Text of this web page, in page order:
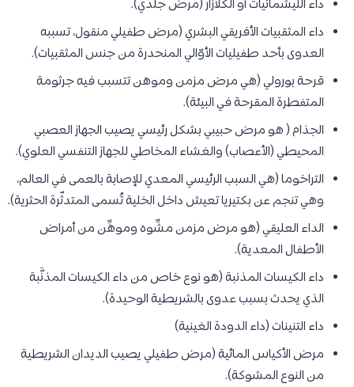
داء الليشمانيات أو الكلازار (مرض جلدي).
داء المثقبيات الأفريقي البشري (مرض طفيلي منقول، تسببه
العدوى بأحد طفيليات الأوّالي المنحدرة من جنس المثقبيات).
قرحة بورولي (هي مرض مزمن وموهن تتسبب فيه جرثومة
المتفطرة المقرحة في البيئة).
الجذام ( هو مرض حبيبي بشكل رئيسي يصيب الجهاز العصبي
المحيطي (الأعصاب) والغشاء المخاطي للجهاز التنفسي العلوي).
التراخوما (هي السبب الرئيسي المعدي للإصابة بالعمى في العالم،
وهي تنجم عن بكتيريا تعيش داخل الخلية تُسمى المتدثّرة الحثرية).
الداء العليقي (هو مرض مزمن مشِّوه وموهِّن من أمراض
الأطفال المعدية).
داء الكيسات المذنبة (هو نوع خاص من داء الكيسات المذنَّبة
الذي يحدث بسبب عدوى بالشريطية الوحيدة).
داء التنينات (داء الدودة الغينية)
مرض الأكياس المائية (مرض طفيلي يصيب الديدان الشريطية
من النوع المشوكة).